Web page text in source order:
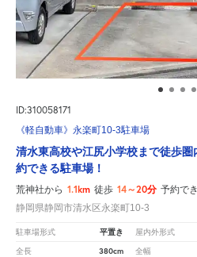
ID:310058171
《軽自動車》永楽町10-3駐車場
清水東高校や江尻小学校まで徒歩
約できる駐車場！
荒神社から 1.1km 徒歩 14～20分 予約で
静岡県静岡市清水区永楽町10-3
駐車場形式 平置き 屋内外形式
全長 380cm 全幅